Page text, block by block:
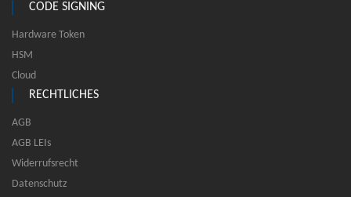
CODE SIGNING
Hardware Token
HSM
Cloud
RECHTLICHES
AGB
AGB LEIs
Widerrufsrecht
Datenschutz